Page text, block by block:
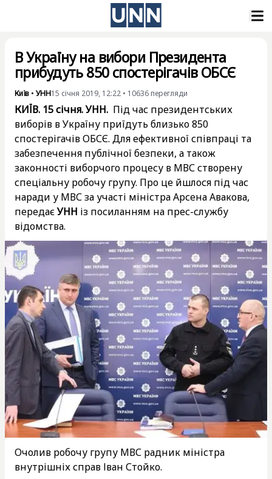
В Україну на вибори Президента
прибудуть 850 спостерігачів ОБСЄ
Київ • УНН15 січня 2019, 12:22 • 10636 перегляди
КИЇВ. 15 січня. УНН. Під час президентських
виборів в Україну приїдуть близько 850
спостерігачів ОБСЄ. Для ефективної співпраці та
забезпечення публічної безпеки, а також
законності виборчого процесу в МВС створену
спеціальну робочу групу. Про це йшлося під час
наради у МВС за участі міністра Арсена Авакова,
передаєУНН із посиланням на прес-службу
відомства.
Очолив робочу групу МВС радник міністра
внутрішніх справ Іван Стойко.